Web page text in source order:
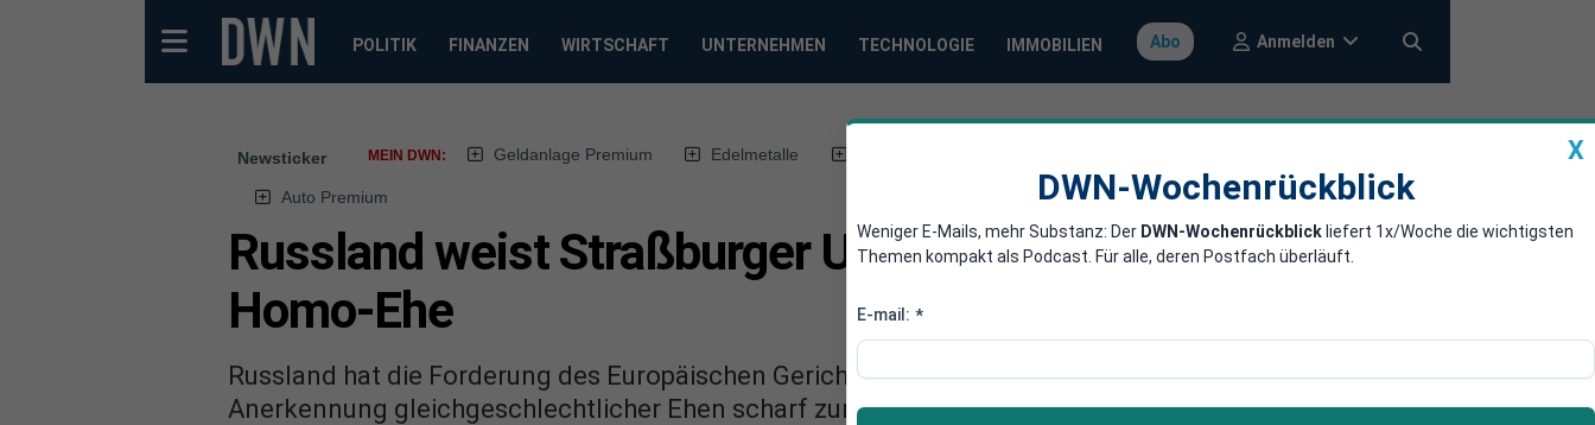
POLITIK FINANZEN WIRTSCHAFT UNTERNEHMEN TECHNOLOGIE IMMOBILIEN Abo Anmelden
Newsticker MEIN DWN: Geldanlage Premium Edelmetalle
Auto Premium
Russland weist Straßburger Urteil zurück, keine
Homo-Ehe
Russland hat die Forderung des Europäischen Gerichtshofs für Menschenrechte nach einer
Anerkennung gleichgeschlechtlicher Ehen scharf zurückgewiesen. Man lasse sich keine
X
DWN-Wochenrückblick
Weniger E-Mails, mehr Substanz: Der DWN-Wochenrückblick liefert 1x/Woche die wichtigsten
Themen kompakt als Podcast. Für alle, deren Postfach überläuft.
E-mail: *